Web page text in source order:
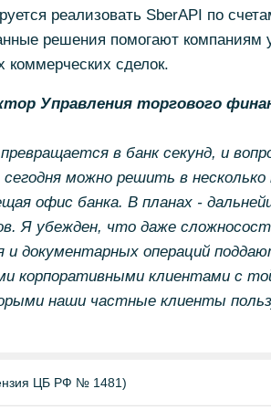
реализовать SberAPI по
решения помогают компаниям
коммерческих сделок.
Управления торгового
в банк секунд, и
можно решить в несколько
офис банка. В планах -
Я убежден, что даже
и документарных операций
корпоративными клиентами с
наши частные клиенты
ЦБ РФ № 1481)